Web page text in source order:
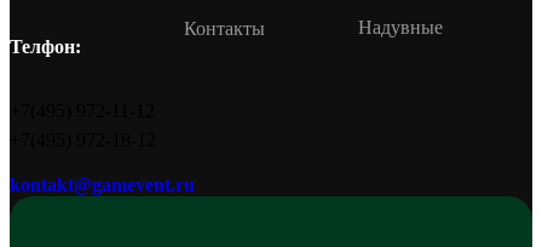
Телфон:
kontakt@gamevent.ru
Контакты
Надувные